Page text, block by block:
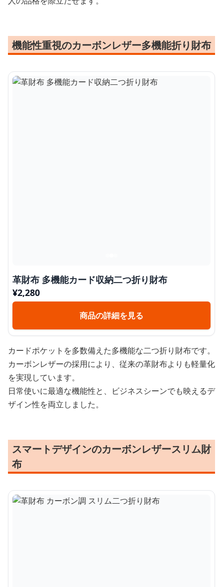
機能性重視のカーボンレザー多機能折り財布
革財布 多機能カード収納二つ折り財布
¥2,280
商品の詳細を見る
カードポケットを多数備えた多機能な二つ折り財布です。
カーボンレザーの採用により、従来の革財布よりも軽量化
を実現しています。
日常使いに最適な機能性と、ビジネスシーンでも映えるデ
ザイン性を両立しました。
スマートデザインのカーボンレザースリム財
布